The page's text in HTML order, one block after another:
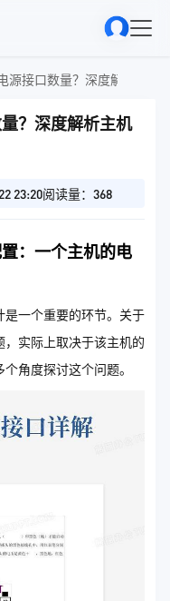
源接口数量？深度解析主机
？深度解析主机
23:20阅读量：368
：一个主机的电
一个重要的环节。关于
实际上取决于该主机的
角度探讨这个问题。